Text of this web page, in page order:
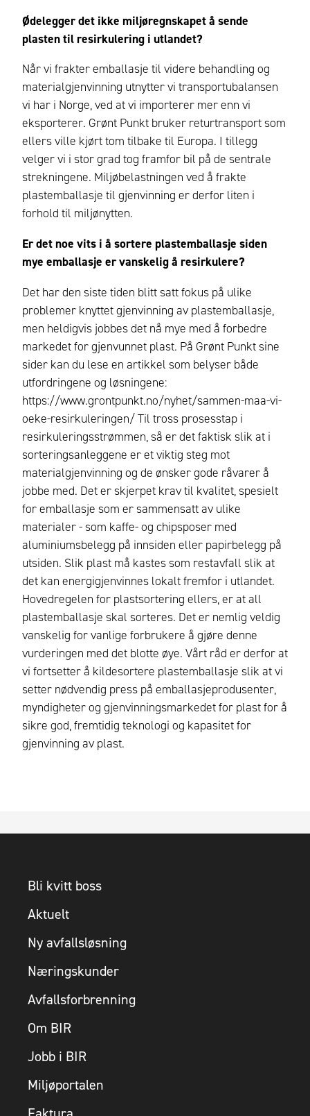
Ødelegger det ikke miljøregnskapet å sende
plasten til resirkulering i utlandet?
Når vi frakter emballasje til videre behandling og
materialgjenvinning utnytter vi transportubalansen
vi har i Norge, ved at vi importerer mer enn vi
eksporterer. Grønt Punkt bruker returtransport som
ellers ville kjørt tom tilbake til Europa. I tillegg
velger vi i stor grad tog framfor bil på de sentrale
strekningene. Miljøbelastningen ved å frakte
plastemballasje til gjenvinning er derfor liten i
forhold til miljønytten.
Er det noe vits i å sortere plastemballasje siden
mye emballasje er vanskelig å resirkulere?
Det har den siste tiden blitt satt fokus på ulike
problemer knyttet gjenvinning av plastemballasje,
men heldigvis jobbes det nå mye med å forbedre
markedet for gjenvunnet plast. På Grønt Punkt sine
sider kan du lese en artikkel som belyser både
utfordringene og løsningene:
https://www.grontpunkt.no/nyhet/sammen-maa-vi-
oeke-resirkuleringen/ Til tross prosesstap i
resirkuleringsstrømmen, så er det faktisk slik at i
sorteringsanleggene er et viktig steg mot
materialgjenvinning og de ønsker gode råvarer å
jobbe med. Det er skjerpet krav til kvalitet, spesielt
for emballasje som er sammensatt av ulike
materialer - som kaffe- og chipsposer med
aluminiumsbelegg på innsiden eller papirbelegg på
utsiden. Slik plast må kastes som restavfall slik at
det kan energigjenvinnes lokalt fremfor i utlandet.
Hovedregelen for plastsortering ellers, er at all
plastemballasje skal sorteres. Det er nemlig veldig
vanskelig for vanlige forbrukere å gjøre denne
vurderingen med det blotte øye. Vårt råd er derfor at
vi fortsetter å kildesortere plastemballasje slik at vi
setter nødvendig press på emballasjeprodusenter,
myndigheter og gjenvinningsmarkedet for plast for å
sikre god, fremtidig teknologi og kapasitet for
gjenvinning av plast.
Bli kvitt boss
Aktuelt
Ny avfallsløsning
Næringskunder
Avfallsforbrenning
Om BIR
Jobb i BIR
Miljøportalen